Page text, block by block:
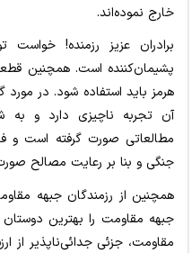
خارج نموده‌اند.
برادران عزیز رزمنده! خواست
پشیمان‌کننده است. همچنین
هرمز باید استفاده شود. در
آن تجربه ناچیزی دارد و
مطالعاتی صورت گرفته است و
جنگی و بنا بر رعایت مصالح
همچنین از رزمندگان جبهه
جبهه مقاومت را بهترین
مقاومت، جزئی جدائی‌ناپذیر از